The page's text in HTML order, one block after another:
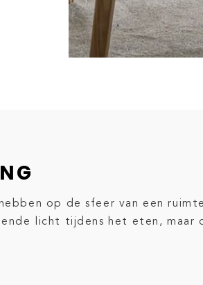
op de sfeer van een
licht tijdens het eten,